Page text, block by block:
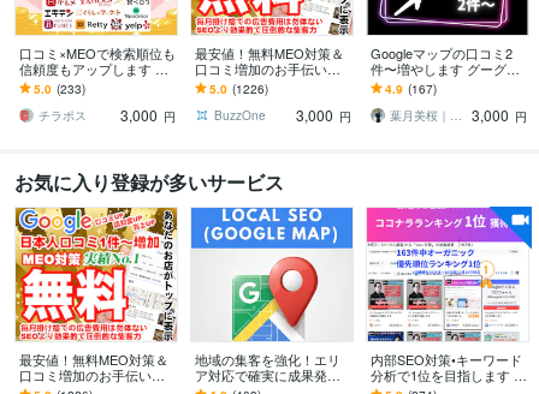
口コミ×MEOで検索順位も
信頼度もアップします リ
アルなクチコミで信頼と
来店数アップ！
5.0 (233)
チラポス
3,000 円
最安値！無料MEO対策＆
口コミ増加のお手伝いし
ます ⭐️日本人からの最適
なワードを含む対策でGo
ogle上位表示
5.0 (1226)
BuzzOne
3,000 円
Googleマップの口コミ2
件〜増やします グーグル
マップの口コミ増加しま
す/保証有り
4.9 (167)
葉月美桜｜SNSデザイナー
3,000 円
お気に入り登録が多いサービス
最安値！無料MEO対策＆
口コミ増加のお手伝いし
地域の集客を強化！エリ
ア対応で確実に成果発生
内部SEO対策•キーワード
分析で1位を目指します ワ